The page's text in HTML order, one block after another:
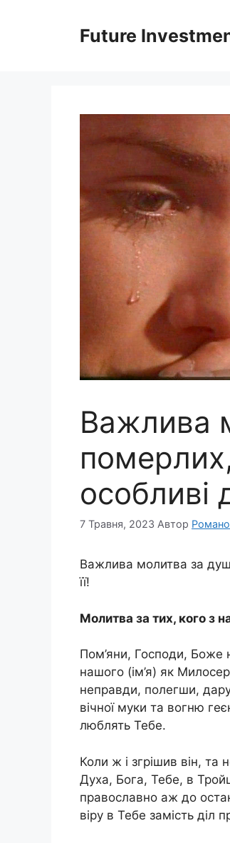
Future
Важлива
особливі
7 Травня, 2023 Автор
Важлива молитва за
її!
Молитва за тих, кого з
Пом’яни, Господи, Боже
нашого (ім’я) як
неправди, полегши,
вічної муки та вогню
люблять Тебе.
Коли ж і згрішив він, та
Духа, Бога, Тебе, в
православно аж до
віру в Тебе замість діл